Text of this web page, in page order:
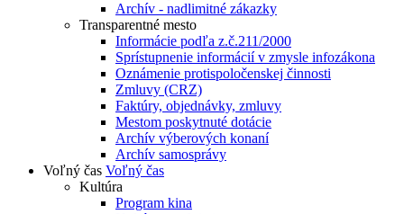
Archív - nadlimitné zákazky
Transparentné mesto
Informácie podľa z.č.211/2000
Sprístupnenie informácií v zmysle infozákona
Oznámenie protispoločenskej činnosti
Zmluvy (CRZ)
Faktúry, objednávky, zmluvy
Mestom poskytnuté dotácie
Archív výberových konaní
Archív samosprávy
Voľný čas Voľný čas
Kultúra
Program kina